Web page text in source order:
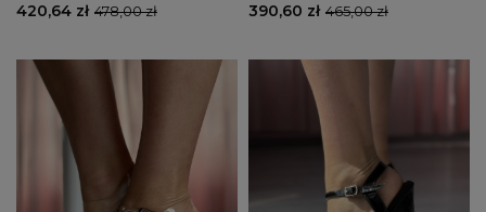
420,64 zł 478,00 zł
390,60 zł 465,00 zł